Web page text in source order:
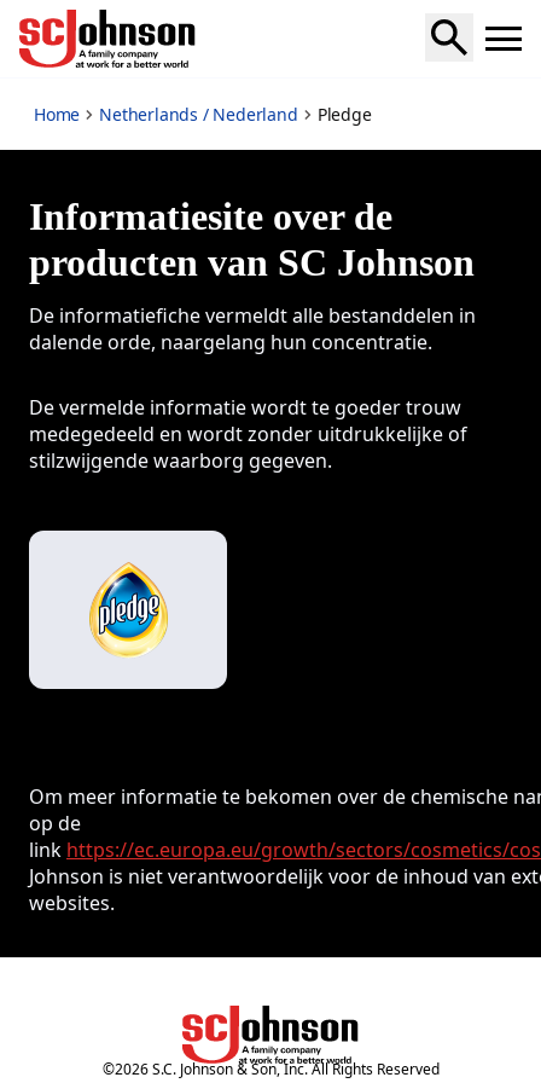
Home Netherlands / Nederland Pledge
Informatiesite over de
producten van SC Johnson
De informatiefiche vermeldt alle bestanddelen in
dalende orde, naargelang hun concentratie.
De vermelde informatie wordt te goeder trouw
medegedeeld en wordt zonder uitdrukkelijke of
stilzwijgende waarborg gegeven.
Om meer informatie te bekomen over de chemische
op de
link https://ec.europa.eu/growth/sectors/cosmetics/
Johnson is niet verantwoordelijk voor de inhoud van
websites.
©2026S.C. Johnson & Son, Inc. All Rights Reserved